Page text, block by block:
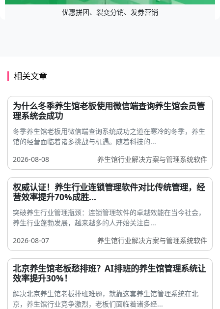
优惠拼团、裂变分销、发券营销
相关文章
为什么冬季养生馆老板使用微信端查询养生馆会员管
理系统会成功
冬季养生馆老板用微信端查询系统成功之道在寒冷的冬季，养生
馆的经营面临着诸多挑战与机遇。随着科技的...
2026-08-08
养生馆行业解决方案与管理系统软件
权威认证！养生行业连锁管理软件对比传统管理，经
营效率提升70%成胜...
突破养生行业管理瓶颈：连锁管理软件的卓越效能在当今社会，
养生行业蓬勃发展，越来越多的人开始关注自...
2026-08-07
养生馆行业解决方案与管理系统软件
北京养生馆老板愁排班？AI排班的养生馆管理系统让
效率提升30%！
解决北京养生馆老板排班难题，就靠这套养生馆管理系统在北
京，养生馆行业竞争激烈，老板们面临着诸多经...